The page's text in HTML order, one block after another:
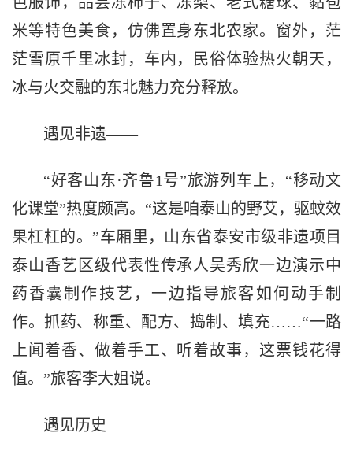
米等特色美食，仿佛置身东北农家。窗外，茫
茫雪原千里冰封，车内，民俗体验热火朝天，
冰与火交融的东北魅力充分释放。
遇见非遗——
“好客山东·齐鲁1号”旅游列车上，“移动文
化课堂”热度颇高。“这是咱泰山的野艾，驱蚊效
果杠杠的。”车厢里，山东省泰安市级非遗项目
泰山香艺区级代表性传承人吴秀欣一边演示中
药香囊制作技艺，一边指导旅客如何动手制
作。抓药、称重、配方、捣制、填充……“一路
上闻着香、做着手工、听着故事，这票钱花得
值。”旅客李大姐说。
遇见历史——